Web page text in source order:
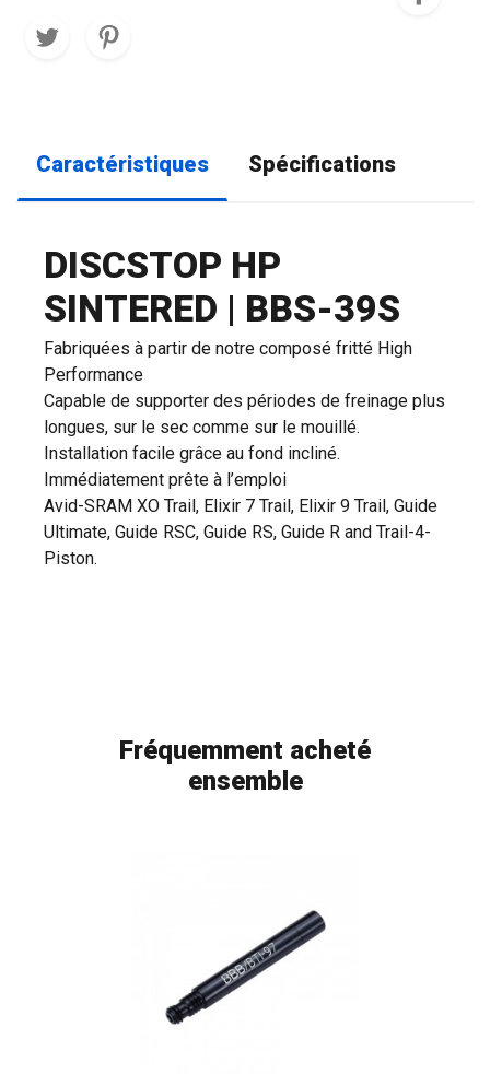
Caractéristiques Spécifications
DISCSTOP HP
SINTERED | BBS-39S
Fabriquées à partir de notre composé fritté High
Performance
Capable de supporter des périodes de freinage plus
longues, sur le sec comme sur le mouillé.
Installation facile grâce au fond incliné.
Immédiatement prête à l’emploi
Avid-SRAM XO Trail, Elixir 7 Trail, Elixir 9 Trail, Guide
Ultimate, Guide RSC, Guide RS, Guide R and Trail-4-
Piston.
Fréquemment acheté
ensemble